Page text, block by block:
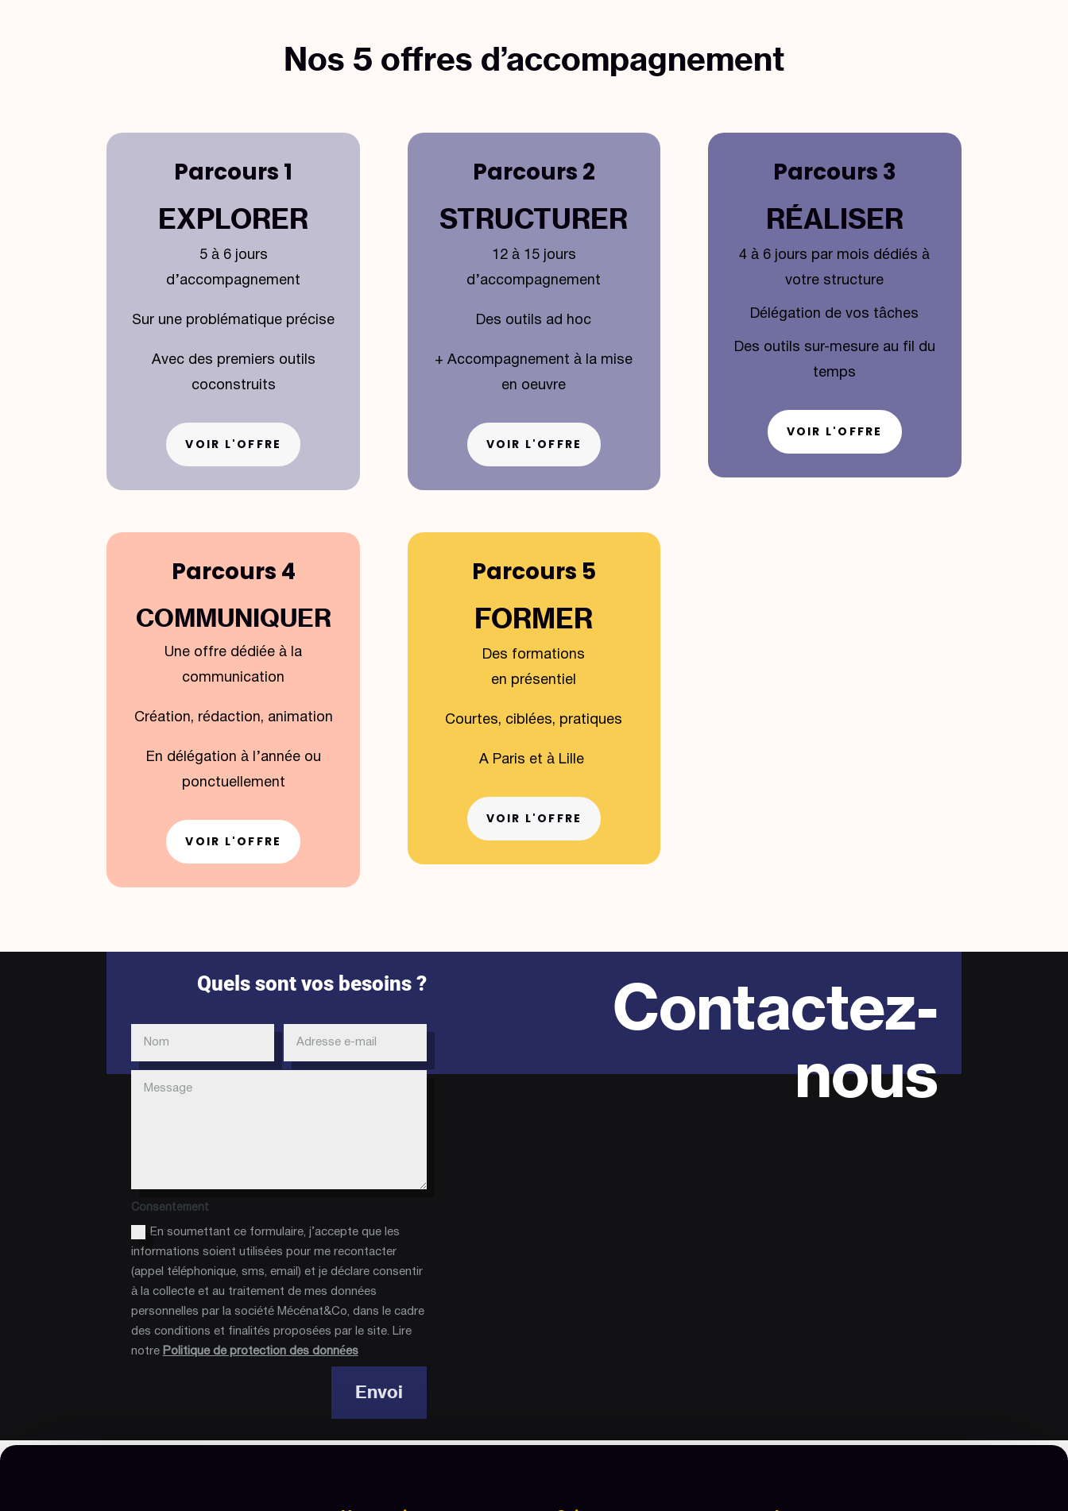
Nos 5 offres d’accompagnement
Parcours 1
EXPLORER
5 à 6 jours
d’accompagnement
Sur une problématique précise
Avec des premiers outils
coconstruits
VOIR L'OFFRE
Parcours 2
STRUCTURER
12 à 15 jours
d’accompagnement
Des outils ad hoc
+ Accompagnement à la mise
en oeuvre
VOIR L'OFFRE
Parcours 3
RÉALISER
4 à 6 jours par mois dédiés à
votre structure
Délégation de vos tâches
Des outils sur-mesure au fil du
temps
VOIR L'OFFRE
Parcours 4
COMMUNIQUER
Une offre dédiée à la
communication
Création, rédaction, animation
En délégation à l’année ou
ponctuellement
VOIR L'OFFRE
Parcours 5
FORMER
Des formations
en présentiel
Courtes, ciblées, pratiques
A Paris et à Lille
VOIR L'OFFRE
Quels sont vos besoins ?
Consentement
En soumettant ce formulaire, j’accepte que les
informations soient utilisées pour me recontacter
(appel téléphonique, sms, email) et je déclare consentir
à la collecte et au traitement de mes données
personnelles par la société Mécénat&Co, dans le cadre
des conditions et finalités proposées par le site. Lire
notre Politique de protection des données
Envoi
Contactez-
nous